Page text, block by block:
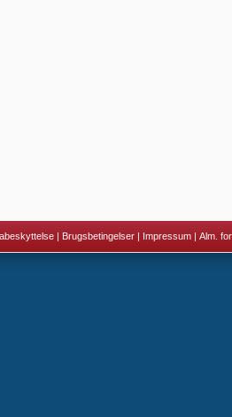
| Brugsbetingelser | Impressum | Alm.